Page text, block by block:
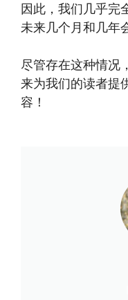
因此，我们几乎完
未来几个月和几年
尽管存在这种情况
来为我们的读者提
容！